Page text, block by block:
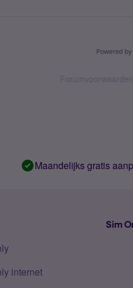
Forumvoorwaarden
Maandelijks gratis
Sim
internet